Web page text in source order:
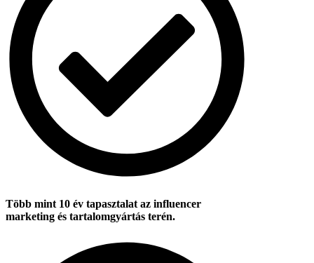
Több mint 10 év tapasztalat az influencer
marketing és tartalomgyártás terén.